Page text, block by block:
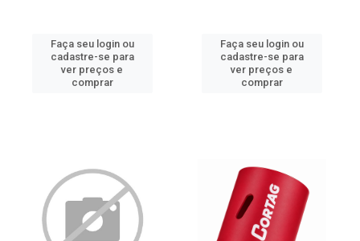
Faça seu login ou
cadastre-se para
ver preços e
comprar
Faça seu login ou
cadastre-se para
ver preços e
comprar